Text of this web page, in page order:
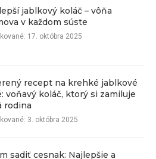
jablkový koláč – vôňa
v každom súste
17. októbra 2025
recept na krehké jablkové
voňavý koláč, ktorý si zamiluje
rodina
3. októbra 2025
sadiť cesnak: Najlepšie a